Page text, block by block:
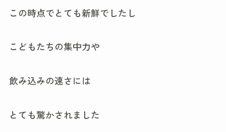
この時点でとても新鮮でしたし
こどもたちの集中力や
飲み込みの速さには
とても驚かされました